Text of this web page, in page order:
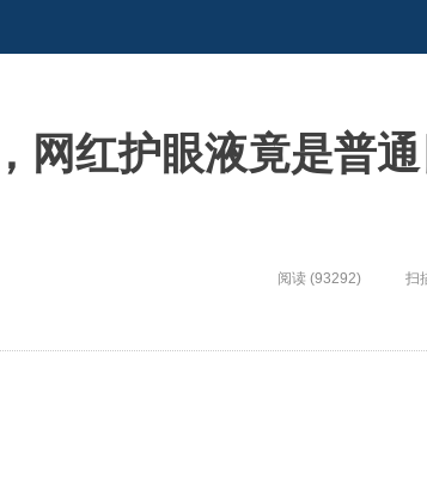
网红护眼液竟是普通
阅读 (93292) 扫